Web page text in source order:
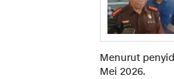
Menurut
Mei 2026.